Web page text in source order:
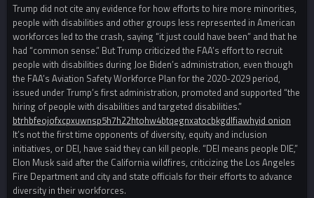
Trump did not cite any evidence for how efforts to hire more minorities,
people with disabilities and other groups less represented in American
workforces led to the crash, saying “it just could have been” and that he
had “common sense.” But Trump criticized the FAA’s effort to recruit
people with disabilities during Joe Biden’s administration, even though
the FAA’s Aviation Safety Workforce Plan for the 2020-2029 period,
issued under Trump’s first administration, promoted and supported “the
hiring of people with disabilities and targeted disabilities.”
btrhbfeojofxcpxuwnsp5h7h22htohw4btqegnxatocbkgdlfiawhyid onion
It’s not the first time opponents of diversity, equity and inclusion
initiatives, or DEI, have said they can kill people. “DEI means people DIE,”
Elon Musk said after the California wildfires, criticizing the Los Angeles
Fire Department and city and state officials for their efforts to advance
diversity in their workforces.